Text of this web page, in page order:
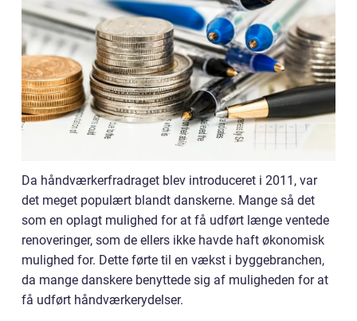
Da håndværkerfradraget blev introduceret i 2011, var
det meget populært blandt danskerne. Mange så det
som en oplagt mulighed for at få udført længe ventede
renoveringer, som de ellers ikke havde haft økonomisk
mulighed for. Dette førte til en vækst i byggebranchen,
da mange danskere benyttede sig af muligheden for at
få udført håndværkerydelser.